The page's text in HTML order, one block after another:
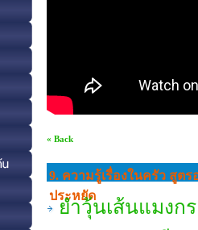
« Back
9. ความรู้เรื่องในครัว สูต
ประหยัด
ยำวุ้นเส้นแมงก